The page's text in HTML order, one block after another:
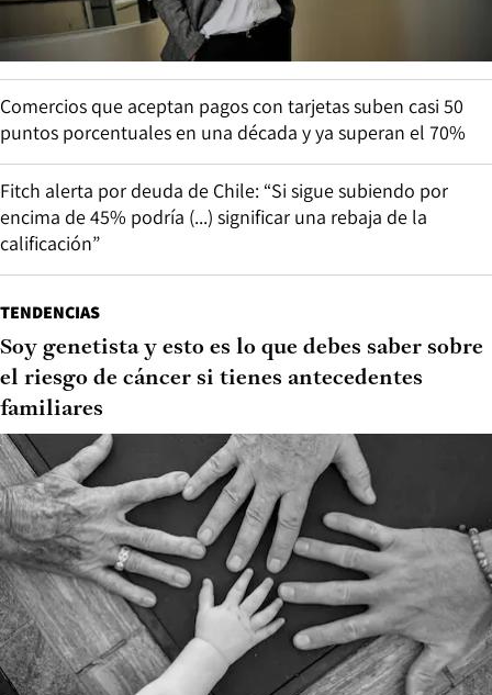
Comercios que aceptan pagos con tarjetas suben casi 50
puntos porcentuales en una década y ya superan el 70%
Fitch alerta por deuda de Chile: “Si sigue subiendo por
encima de 45% podría (...) significar una rebaja de la
calificación”
TENDENCIAS
Soy genetista y esto es lo que debes saber sobre
el riesgo de cáncer si tienes antecedentes
familiares